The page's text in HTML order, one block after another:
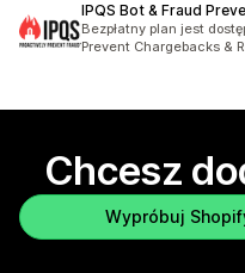
IPQS Bot & Fraud
Bezpłatny plan jest
Prevent Chargebacks &
Chcesz
Wypróbuj